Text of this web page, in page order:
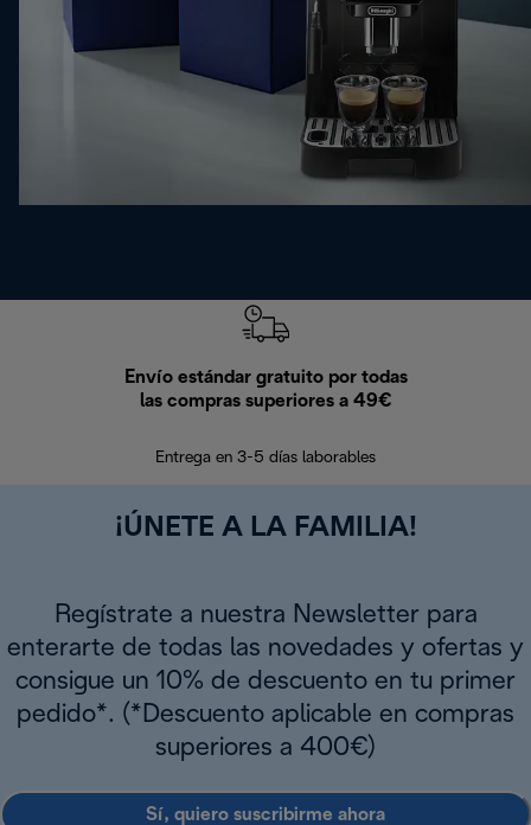
Envío estándar gratuito por todas
las compras superiores a 49€
Entrega en 3-5 días laborables
¡ÚNETE A LA FAMILIA!
Regístrate a nuestra Newsletter para
enterarte de todas las novedades y ofertas y
consigue un 10% de descuento en tu primer
pedido*. (*Descuento aplicable en compras
superiores a 400€)
Sí, quiero suscribirme ahora